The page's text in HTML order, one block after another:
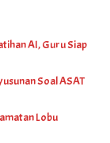
AI, Guru Siap
Soal ASAT
Lobu